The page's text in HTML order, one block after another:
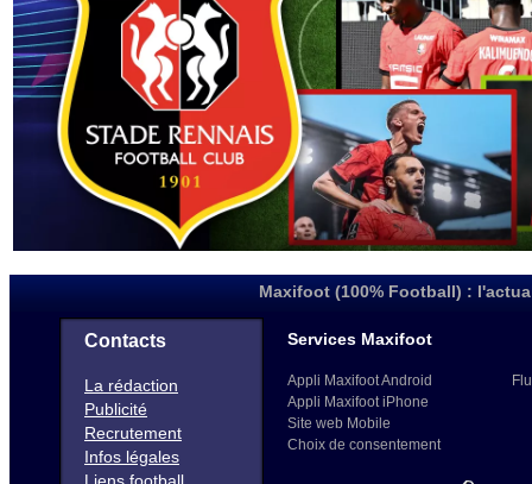
Maxifoot (100% Football) :
Contacts
La rédaction
Publicité
Recrutement
Infos légales
Services Maxifoot
Appli Maxifoot Android
Appli Maxifoot iPhone
Site web Mobile
Choix de consentement